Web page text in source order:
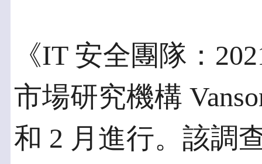
《IT 安全團隊：
市場研究機構
和 2 月進行。該調